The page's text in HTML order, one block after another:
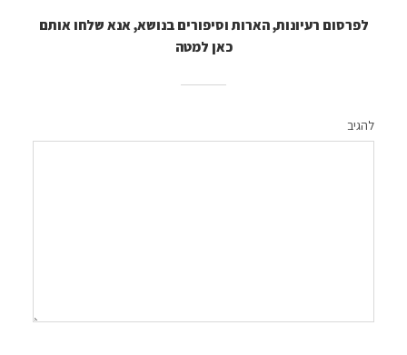
לפרסום רעיונות, הארות וסיפורים בנושא, אנא שלחו אותם
כאן למטה
להגיב